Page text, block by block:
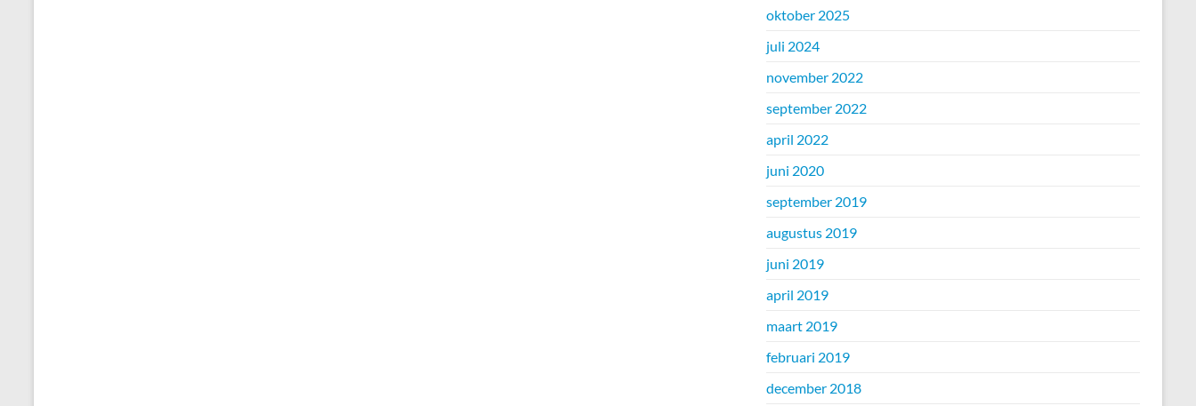
oktober 2025
juli 2024
november 2022
september 2022
april 2022
juni 2020
september 2019
augustus 2019
juni 2019
april 2019
maart 2019
februari 2019
december 2018